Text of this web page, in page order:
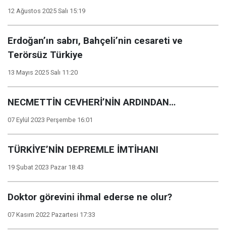
12 Ağustos 2025 Salı 15:19
Erdoğan’ın sabrı, Bahçeli’nin cesareti ve
Terörsüz Türkiye
13 Mayıs 2025 Salı 11:20
NECMETTİN CEVHERİ’NİN ARDINDAN…
07 Eylül 2023 Perşembe 16:01
TÜRKİYE’NİN DEPREMLE İMTİHANI
19 Şubat 2023 Pazar 18:43
Doktor görevini ihmal ederse ne olur?
07 Kasım 2022 Pazartesi 17:33